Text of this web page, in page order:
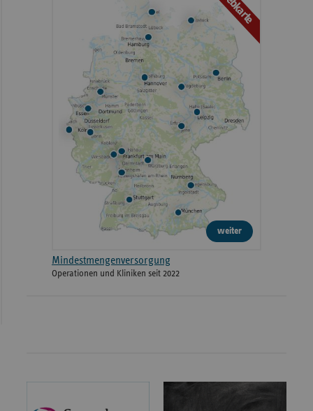
weiter
Mindestmengenversorgung
Operationen und Kliniken seit 2022